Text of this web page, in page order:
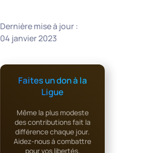
Dernière mise à jour :
04 janvier 2023
Faites un don à la
Ligue
Même la plus modeste
des contributions fait la
différence chaque jour.
Aidez-nous à combattre
pour vos libertés.